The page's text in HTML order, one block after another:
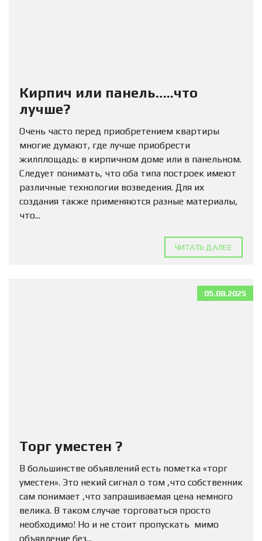
Кирпич или панель…..что
лучше?
Очень часто перед приобретением квартиры
многие думают, где лучше приобрести
жилплощадь: в кирпичном доме или в панельном.
Следует понимать, что оба типа построек имеют
различные технологии возведения. Для их
создания также применяются разные материалы,
что...
ЧИТАТЬ ДАЛЕЕ
05.08.2025
Торг уместен ?
В большинстве объявлений есть пометка «торг
уместен». Это некий сигнал о том ,что собственник
сам понимает ,что запрашиваемая цена немного
велика. В таком случае торговаться просто
необходимо! Но и не стоит пропускать мимо
объявление без...